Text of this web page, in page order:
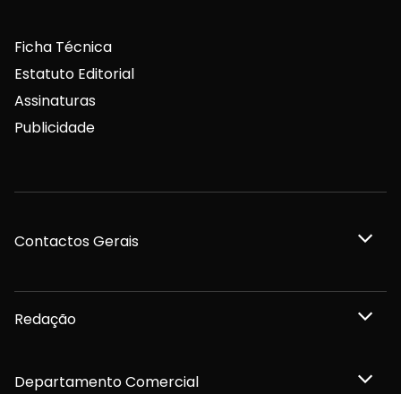
Ficha Técnica
Estatuto Editorial
Assinaturas
Publicidade
Contactos Gerais
Redação
Departamento Comercial